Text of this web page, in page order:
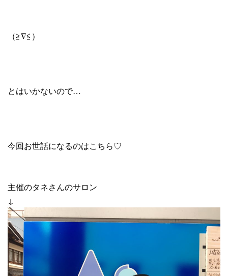
（≧∇≦）
とはいかないので…
今回お世話になるのはこちら♡
主催のタネさんのサロン
↓